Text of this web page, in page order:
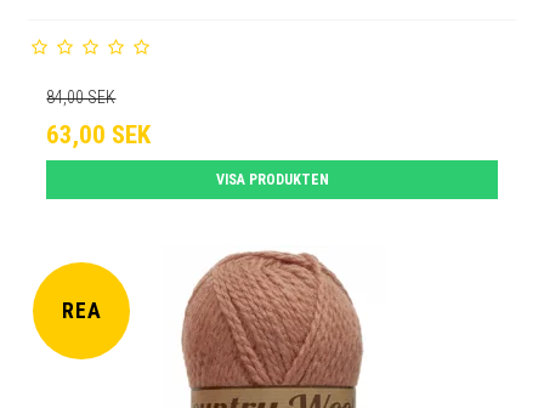
84,00 SEK
63,00 SEK
VISA PRODUKTEN
REA